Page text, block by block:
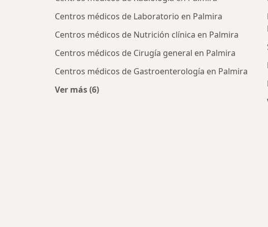
Centros médicos de Laboratorio en Palmira
Centros médicos de Nutrición clínica en Palmira
Centros médicos de Cirugía general en Palmira
Centros médicos de Gastroenterología en Palmira
Ver más (6)
Más en esta categoría: Centros médicos más